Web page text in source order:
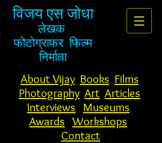
विजय एस जोधा
लेखक
फोटोग्राफर फिल्म
निर्माता
About Vijay Books Films
Photography Art Articles
Interviews
Museums
Awards Workshops
Contact